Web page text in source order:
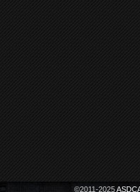
©2011-2025